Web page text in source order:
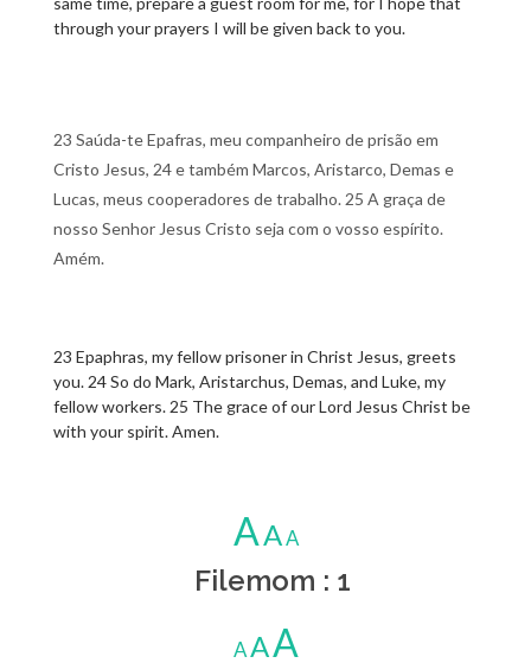
through your prayers I will be given back to you.
23 Saúda-te Epafras, meu companheiro de prisão em
Cristo Jesus, 24 e também Marcos, Aristarco, Demas e
Lucas, meus cooperadores de trabalho. 25 A graça de
nosso Senhor Jesus Cristo seja com o vosso espírito.
Amém.
23 Epaphras, my fellow prisoner in Christ Jesus, greets
you. 24 So do Mark, Aristarchus, Demas, and Luke, my
fellow workers. 25 The grace of our Lord Jesus Christ be
with your spirit. Amen.
AAA
Filemom : 1
AAA